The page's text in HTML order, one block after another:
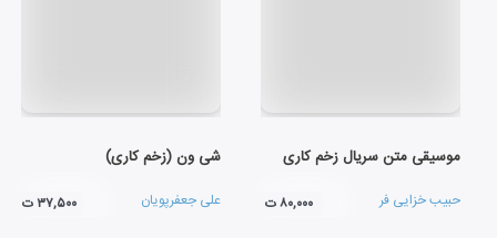
موسیقی متن سریال زخم کاری
حبیب خزایی فر ۸۰,۰۰۰ ت
شی ون (زخم کاری)
علی جعفرپویان ۳۷,۵۰۰ ت